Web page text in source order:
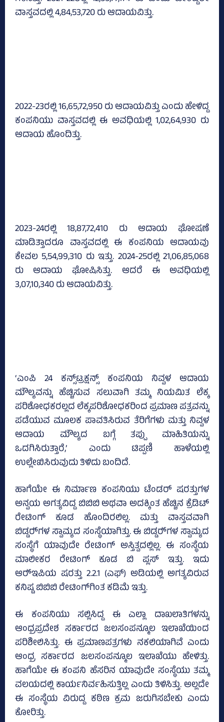
ವಾಸ್ತವದಲ್ಲಿ 4,84,53,720 ರು ಆದಾಯವಿತ್ತು.
2022-23ರಲ್ಲಿ 16,65,72,950 ರು ಆದಾಯವಿತ್ತು ಎಂದು ಹೇಳಿದ್ದ
ಕಂಪನಿಯು ವಾಸ್ತವದಲ್ಲಿ ಈ ಅವಧಿಯಲ್ಲಿ 1,02,64,930 ರು
ಆದಾಯ ಹೊಂದಿತ್ತು.
2023-24ರಲ್ಲಿ 18,87,72,410 ರು ಆದಾಯ ಘೋಷಣೆ
ಮಾಡಿತ್ತಾದರೂ ವಾಸ್ತವದಲ್ಲಿ ಈ ಕಂಪನಿಯ ಆದಾಯವು
ಕೇವಲ 5,54,99,310 ರು ಇತ್ತು. 2024-25ರಲ್ಲಿ 21,06,85,068
ರು ಆದಾಯ ಘೋಷಿಸಿತ್ತು. ಆದರೆ ಈ ಅವಧಿಯಲ್ಲಿ
3,07,10,340 ರು ಆದಾಯವಿತ್ತು.
‘ಎಂಪಿ 24 ಕನ್ಸ್‌ಟ್ರಕ್ಷನ್ಸ್‌ ಕಂಪನಿಯ ನಿವ್ವಳ ಆದಾಯ
ಮೌಲ್ಯವನ್ನು ಹೆಚ್ಚಿಸುವ ಸಲುವಾಗಿ ತಮ್ಮ ನಿಯಮಿತ ಲೆಕ್ಕ
ಪರಿಶೋಧಕರಲ್ಲದ ಲೆಕ್ಕಪರಿಶೋಧಕರಿಂದ ಪ್ರಮಾಣ ಪತ್ರವನ್ನು
ಪಡೆಯುವ ಮೂಲಕ ಪಾವತಿಸಿರುವ ತೆರಿಗೆಗಳು ಮತ್ತು ನಿವ್ವಳ
ಆದಾಯ ಮೌಲ್ಯದ ಬಗ್ಗೆ ತಪ್ಪು ಮಾಹಿತಿಯನ್ನು
ಒದಗಿಸಿರುತ್ತಾರೆ,’ ಎಂದು ಟಿಪ್ಪಣಿ ಹಾಳೆಯಲ್ಲಿ
ಉಲ್ಲೇಖಿಸಿರುವುದು ತಿಳಿದು ಬಂದಿದೆ.
ಹಾಗೆಯೇ ಈ ನಿರ್ಮಾಣ ಕಂಪನಿಯು ಟೆಂಡರ್ ಷರತ್ತುಗಳ
ಅನ್ವಯ ಅಗತ್ಯವಿದ್ದ ಬಿಬಿಬಿ ಅಥವಾ ಅದಕ್ಕಿಂತ ಹೆಚ್ಚಿನ ಕ್ರೆಡಿಟ್‌
ರೇಟಿಂಗ್‌ ಕೂಡ ಹೊಂದಿರಲಿಲ್ಲ. ಮತ್ತು ವಾಸ್ತವವಾಗಿ
ಬಿಡ್ಡರ್‍‌ಗಳ ಸ್ವಾಮ್ಯದ ಸಂಸ್ಥೆಯಾಗಿತ್ತು. ಈ ಬಿಡ್ಡರ್‍‌ಗಳ ಸ್ವಾಮ್ಯದ
ಸಂಸ್ಥೆಗೆ ಯಾವುದೇ ರೇಟಿಂಗ್‌ ಅಸ್ತಿತ್ವದಲ್ಲಿಲ್ಲ. ಈ ಸಂಸ್ಥೆಯ
ಮಾಲೀಕರ ರೇಟಿಂಗ್ ಕೂಡ ಬಿ ಪ್ಲಸ್‌ ಇತ್ತು. ಇದು
ಆರ್‍‌ಇಪಿಯ ಷರತ್ತು 2.2.1 (ಎಫ್‌) ಅಡಿಯಲ್ಲಿ ಅಗತ್ಯವಿರುವ
ಕನಿಷ್ಟ ಬಿಬಿಬಿ ರೇಟಿಂಗ್‌ಗಿಂತ ಕಡಿಮೆ ಇತ್ತು.
ಈ ಕಂಪನಿಯು ಸಲ್ಲಿಸಿದ್ದ ಈ ಎಲ್ಲಾ ದಾಖಲಾತಿಗಳನ್ನು
ಆಂಧ್ರಪ್ರದೇಶ ಸರ್ಕಾರದ ಜಲಸಂಪನ್ಮೂಲ ಇಲಾಖೆಯಿಂದ
ಪರಿಶೀಲಿಸಿತ್ತು. ಈ ಪ್ರಮಾಣಪತ್ರಗಳು ನಕಲಿಯಾಗಿವೆ ಎಂದು
ಆಂಧ್ರ ಸರ್ಕಾರದ ಜಲಸಂಪನ್ಮೂಲ ಇಲಾಖೆಯು ಹೇಳಿತ್ತು.
ಹಾಗೆಯೇ ಈ ಕಂಪನಿ ಹೆಸರಿನ ಯಾವುದೇ ಸಂಸ್ಥೆಯು ತಮ್ಮ
ವಲಯದಲ್ಲಿ ಕಾರ್ಯನಿರ್ವಹಿಸುತ್ತಿಲ್ಲ ಎಂದು ತಿಳಿಸಿತ್ತು. ಅಲ್ಲದೇ
ಈ ಸಂಸ್ಥೆಯ ವಿರುದ್ದ ಕಠಿಣ ಕ್ರಮ ಜರುಗಿಸಬೇಕು ಎಂದು
ಕೋರಿತ್ತು.